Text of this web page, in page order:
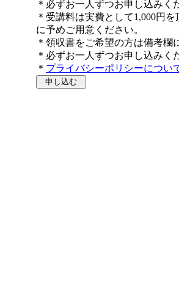
＊必ずお一人ずつお申し込みく
＊受講料は実費として1,000円
に予めご用意ください。
＊領収書をご希望の方は備考
＊必ずお一人ずつお申し込みく
＊ プライバシーポリシーについ